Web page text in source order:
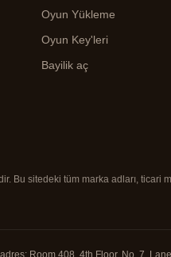
Oyun Yükleme
Oyun Key'leri
Bayilik aç
Bu sitedeki tüm marka adları, ticari
adres: Room 408, 4th Floor, No. 7,